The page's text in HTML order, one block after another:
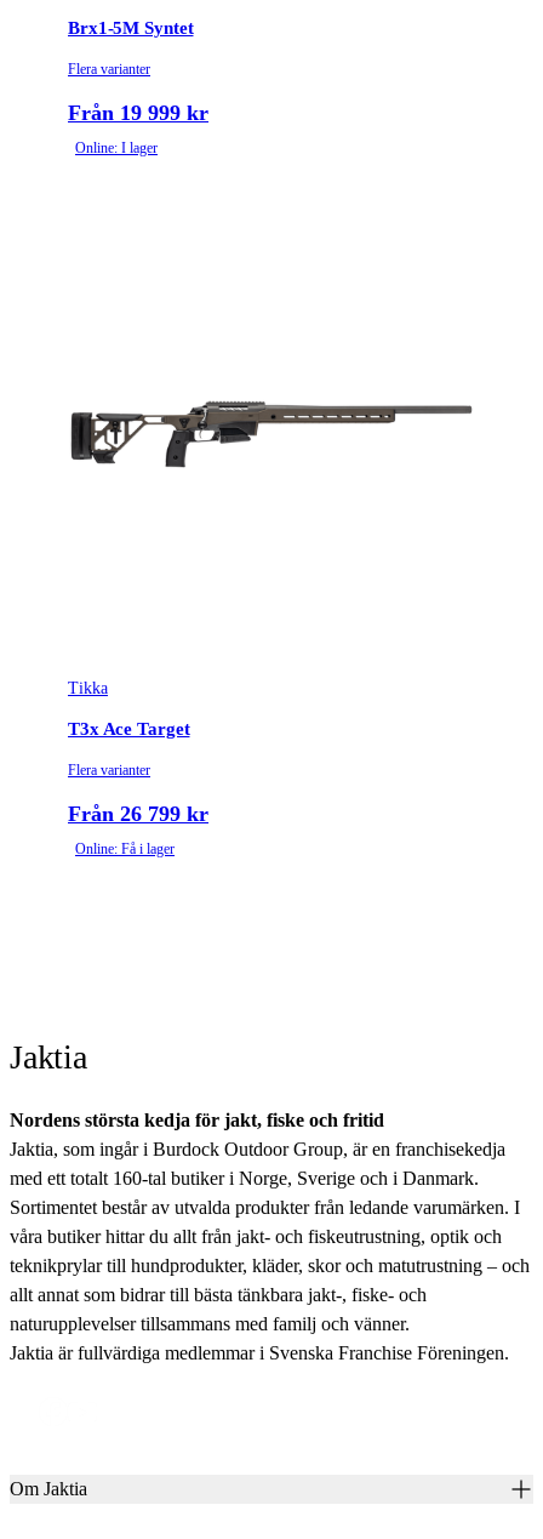
Brx1-5M Syntet
Flera varianter
Från 19 999 kr
Online: I lager
Tikka
T3x Ace Target
Flera varianter
Från 26 799 kr
Online: Få i lager
Jaktia
Nordens största kedja för jakt, fiske och fritid
Jaktia, som ingår i Burdock Outdoor Group, är en franchisekedja
med ett totalt 160-tal butiker i Norge, Sverige och i Danmark.
Sortimentet består av utvalda produkter från ledande varumärken. I
våra butiker hittar du allt från jakt- och fiskeutrustning, optik och
teknikprylar till hundprodukter, kläder, skor och matutrustning – och
allt annat som bidrar till bästa tänkbara jakt-, fiske- och
naturupplevelser tillsammans med familj och vänner.
Jaktia är fullvärdiga medlemmar i Svenska Franchise Föreningen.
Om Jaktia